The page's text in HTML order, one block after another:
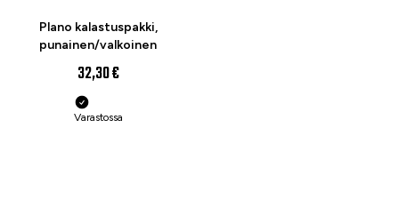
Plano kalastuspakki,
punainen/valkoinen
32,30 €
Varastossa